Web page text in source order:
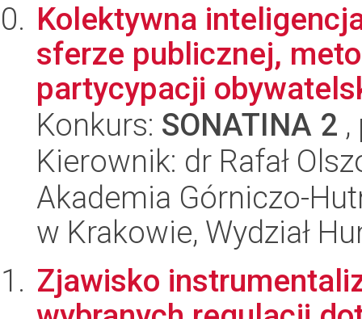
Kolektywna
sferze publicznej,
partycypacji
Konkurs: SONATINA 2
Kierownik: dr Rafał
Akademia Górniczo-
w Krakowie, Wydział
Zjawisko